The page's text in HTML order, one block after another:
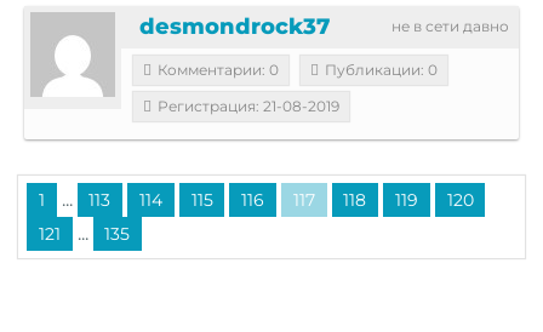
не в сети давно
desmondrock37
Комментарии: 0
Публикации: 0
Регистрация: 21-08-2019
1 ... 113 114 115 116 117 118 119
120
121
... 135